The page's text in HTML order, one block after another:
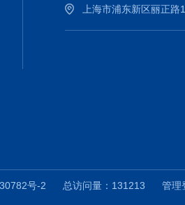
上海市浦东新区丽正
号-2 总访问量：131213 管理